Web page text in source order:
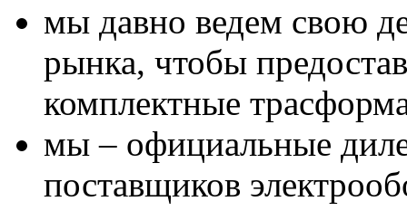
мы давно ведем свою
рынка, чтобы
комплектные
мы – официальные
поставщиков